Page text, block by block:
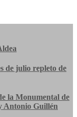
de julio repleto de
la Monumental de
Antonio Guillén